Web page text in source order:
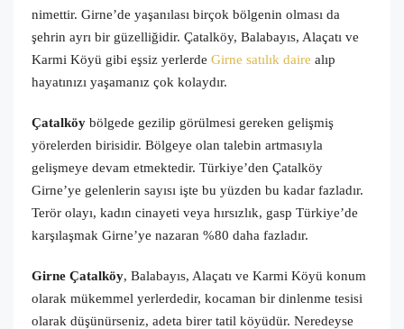
nimettir. Girne’de yaşanılası birçok bölgenin olması da
şehrin ayrı bir güzelliğidir. Çatalköy, Balabayıs, Alaçatı ve
Karmi Köyü gibi eşsiz yerlerde Girne satılık daire alıp
hayatınızı yaşamanız çok kolaydır.
Çatalköy bölgede gezilip görülmesi gereken gelişmiş
yörelerden birisidir. Bölgeye olan talebin artmasıyla
gelişmeye devam etmektedir. Türkiye’den Çatalköy
Girne’ye gelenlerin sayısı işte bu yüzden bu kadar fazladır.
Terör olayı, kadın cinayeti veya hırsızlık, gasp Türkiye’de
karşılaşmak Girne’ye nazaran %80 daha fazladır.
Girne Çatalköy, Balabayıs, Alaçatı ve Karmi Köyü konum
olarak mükemmel yerlerdedir, kocaman bir dinlenme tesisi
olarak düşünürseniz, adeta birer tatil köyüdür. Neredeyse